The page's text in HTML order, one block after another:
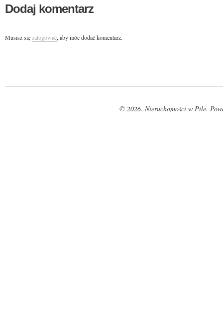
Dodaj komentarz
Musisz sięzalogować, aby móc dodać komentarz.
© 2026. Nieruchomości w Pile.